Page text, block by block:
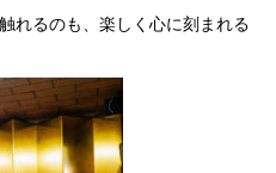
れるのも、楽しく心に刻まれる